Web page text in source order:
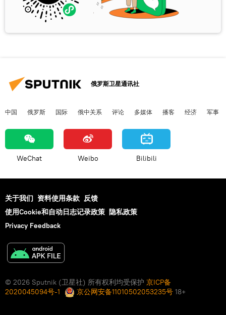
俄罗斯卫星通讯社
中国 俄罗斯 国际 俄中关系 评论 多媒体 播客 经济 军事
WeChat Weibo Bilibili
关于我们 资料使用条款 反馈
使用Cookie和自动日志记录政策 隐私政策
Privacy Feedback
© 2026 Sputnik (卫星社) 所有权利均受保护 京ICP备
2020045094号-1
京公网安备11010502053235号 18+